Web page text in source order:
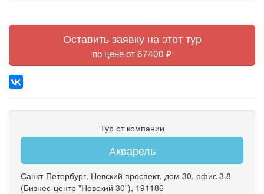
Оставить заявку на этот тур
по цене от 67400 ₽
Тур от компании
Акварель
Санкт-Петербург, Невский проспект, дом 30, офис 3.8
(Бизнес-центр "Невский 30"), 191186